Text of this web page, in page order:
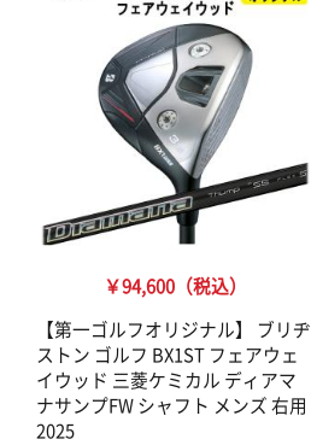
￥94,600（税込）
【第一ゴルフオリジナル】 ブリヂ
ストン ゴルフ BX1ST フェアウェ
イウッド 三菱ケミカル ディアマ
ナサンプFW シャフト メンズ 右用
2025